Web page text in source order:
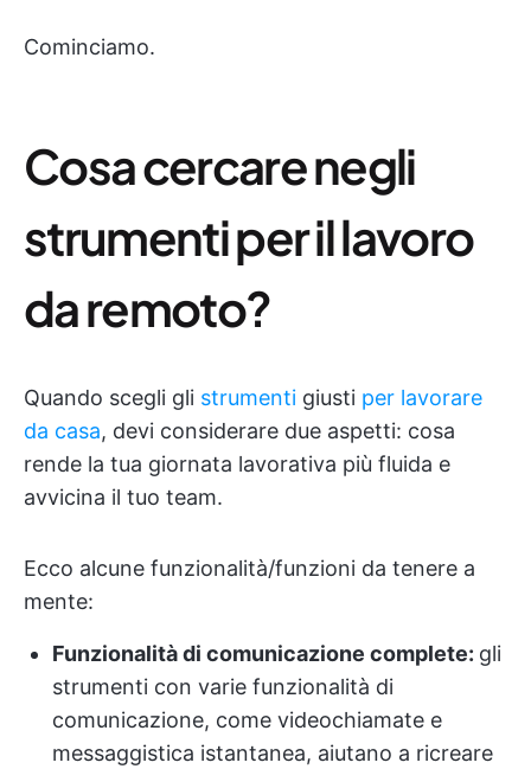
Cominciamo.
Cosa cercare negli
strumenti per il lavoro
da remoto?
Quando scegli gli strumenti giusti per lavorare
da casa, devi considerare due aspetti: cosa
rende la tua giornata lavorativa più fluida e
avvicina il tuo team.
Ecco alcune funzionalità/funzioni da tenere a
mente:
Funzionalità di comunicazione complete: gli
strumenti con varie funzionalità di
comunicazione, come videochiamate e
messaggistica istantanea, aiutano a ricreare